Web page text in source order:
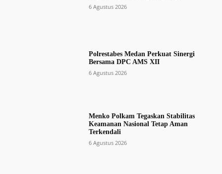
6 Agustus 2026
Polrestabes Medan Perkuat Sinergi
Bersama DPC AMS XII
6 Agustus 2026
Menko Polkam Tegaskan Stabilitas
Keamanan Nasional Tetap Aman
Terkendali
6 Agustus 2026